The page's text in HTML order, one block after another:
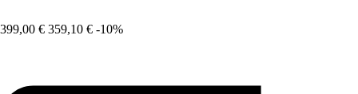
399,00 € 359,10 € -10%